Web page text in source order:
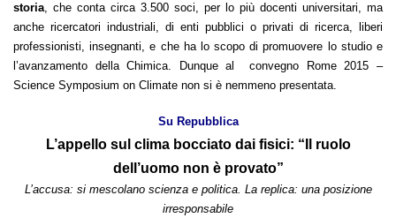
storia, che conta circa 3.500 soci, per lo più docenti universitari, ma
anche ricercatori industriali, di enti pubblici o privati di ricerca, liberi
professionisti, insegnanti, e che ha lo scopo di promuovere lo studio e
l’avanzamento della Chimica. Dunque al convegno Rome 2015 –
Science Symposium on Climate non si è nemmeno presentata.
Su Repubblica
L’appello sul clima bocciato dai fisici: “Il ruolo
dell’uomo non è provato”
L’accusa: si mescolano scienza e politica. La replica: una posizione
irresponsabile